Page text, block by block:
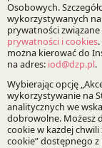
O Kancelarii
O DZP
Zespół
Nasze doradztwo